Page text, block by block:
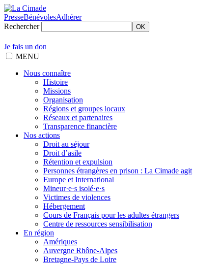
PresseBénévolesAdhérer
Rechercher
OK
Je fais un don
MENU
Nous connaître
Histoire
Missions
Organisation
Régions et groupes locaux
Réseaux et partenaires
Transparence financière
Nos actions
Droit au séjour
Droit d’asile
Rétention et expulsion
Personnes étrangères en prison : La Cimade agit
Europe et International
Mineur·e·s isolé·e·s
Victimes de violences
Hébergement
Cours de Français pour les adultes étrangers
Centre de ressources sensibilisation
En région
Amériques
Auvergne Rhône-Alpes
Bretagne-Pays de Loire